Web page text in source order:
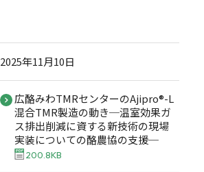
2025年11月10日
広酪みわTMRセンターのAjipro®-L
混合TMR製造の動き─温室効果ガ
ス排出削減に資する新技術の現場
実装についての酪農協の支援─
200.8KB